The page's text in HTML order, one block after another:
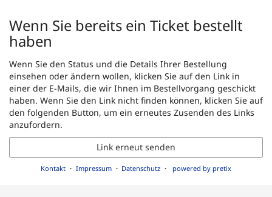
setzen
Wenn Sie bereits ein Ticket bestellt
haben
Wenn Sie den Status und die Details Ihrer Bestellung
einsehen oder ändern wollen, klicken Sie auf den Link in
einer der E-Mails, die wir Ihnen im Bestellvorgang geschickt
haben. Wenn Sie den Link nicht finden können, klicken Sie auf
den folgenden Button, um ein erneutes Zusenden des Links
anzufordern.
Link erneut senden
Kontakt Impressum Datenschutz powered by pretix